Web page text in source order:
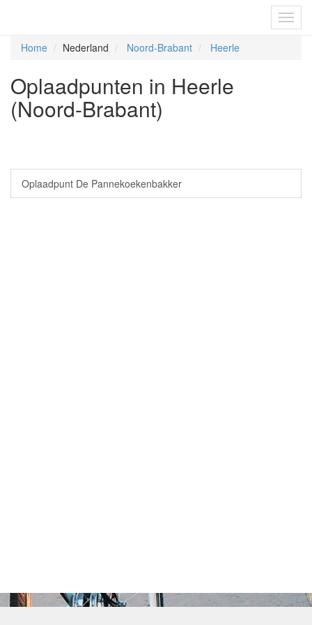
Home Nederland Noord-Brabant Heerle
Oplaadpunten in Heerle
(Noord-Brabant)
Oplaadpunt De Pannekoekenbakker